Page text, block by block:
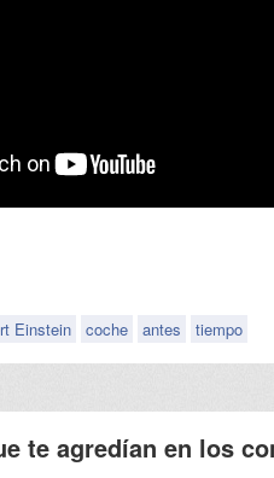
Einstein coche antes tiempo
te agredían en los